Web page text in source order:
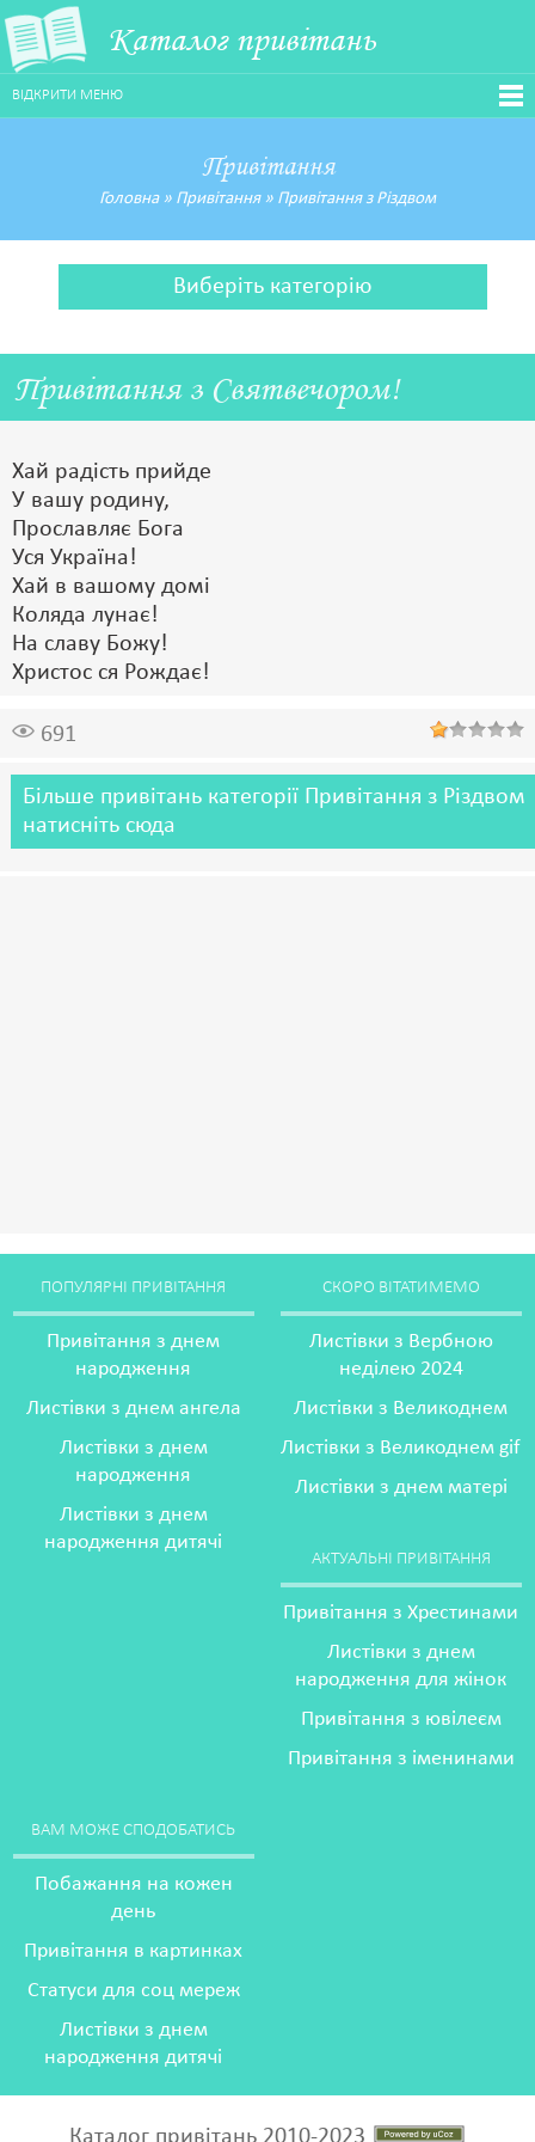
Каталог привітань
ВІДКРИТИ МЕНЮ
Привітання
Головна» Привітання» Привітання з Різдвом
Виберіть категорію
Привітання з Святвечором!
Хай радість прийде
У вашу родину,
Прославляє Бога
Уся Україна!
Хай в вашому домі
Коляда лунає!
На славу Божу!
Христос ся Рождає!
691
Більше привітань категорії Привітання з Різдвом
натисніть сюда
ПОПУЛЯРНІ ПРИВІТАННЯ
Привітання з днем
народження
Листівки з днем ангела
Листівки з днем
народження
Листівки з днем
народження дитячі
СКОРО ВІТАТИМЕМО
Листівки з Вербною
неділею 2024
Листівки з Великоднем
Листівки з Великоднем gif
Листівки з днем матері
АКТУАЛЬНІ ПРИВІТАННЯ
Привітання з Хрестинами
Листівки з днем
народження для жінок
Привітання з ювілеєм
Привітання з іменинами
ВАМ МОЖЕ СПОДОБАТИСЬ
Побажання на кожен
день
Привітання в картинках
Статуси для соц мереж
Листівки з днем
народження дитячі
Каталог привітань 2010-2023